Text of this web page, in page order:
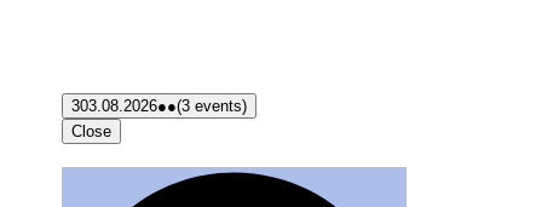
303.08.2026●●(3 events)
Close